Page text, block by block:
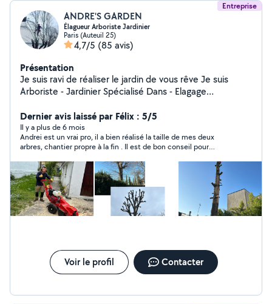
Entreprise
ANDRE'S GARDEN
Élagueur Arboriste Jardinier
Paris (Auteuil 25)
4,7/5 (85 avis)
Présentation
Je suis ravi de réaliser le jardin de vous rêve Je suis
Arboriste - Jardinier Spécialisé Dans - Elagage
de tout le matériel professionnel Broyage de branches
Taille des haies -Tonte de votre gazon - Débroussaillage
. Entretien de jardin bureau restaurant . Parc - Plus , de
Contrat à l'année , au trimestriel . -Gazon Placage En
rouleau et SEMI N'hésitez pas à me contacter -mon
O633223304 Je suis disponible et à votre écoute.
Merci pour votre confiance.
Dernier avis laissé par Félix : 5/5
Il y a plus de 6 mois
Andrei est un vrai pro, il a bien réalisé la taille de mes deux
arbres, chantier propre à la fin . Il est de bon conseil pour
Voir le profil Contacter